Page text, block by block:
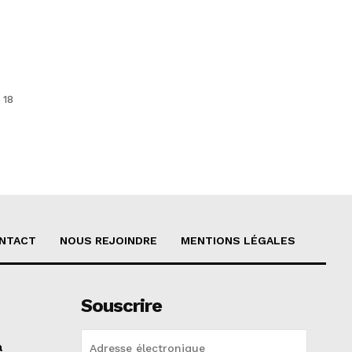
NOUS REJOINDRE MENTIONS LÉGALES
Souscrire